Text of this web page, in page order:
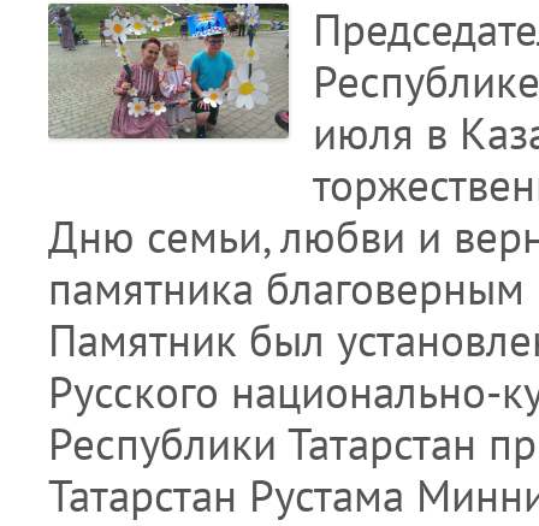
июля в
Дню семьи, любви и
памятника
Памятник был
Русского национально-
Республики Татарстан
Татарстан Рустама